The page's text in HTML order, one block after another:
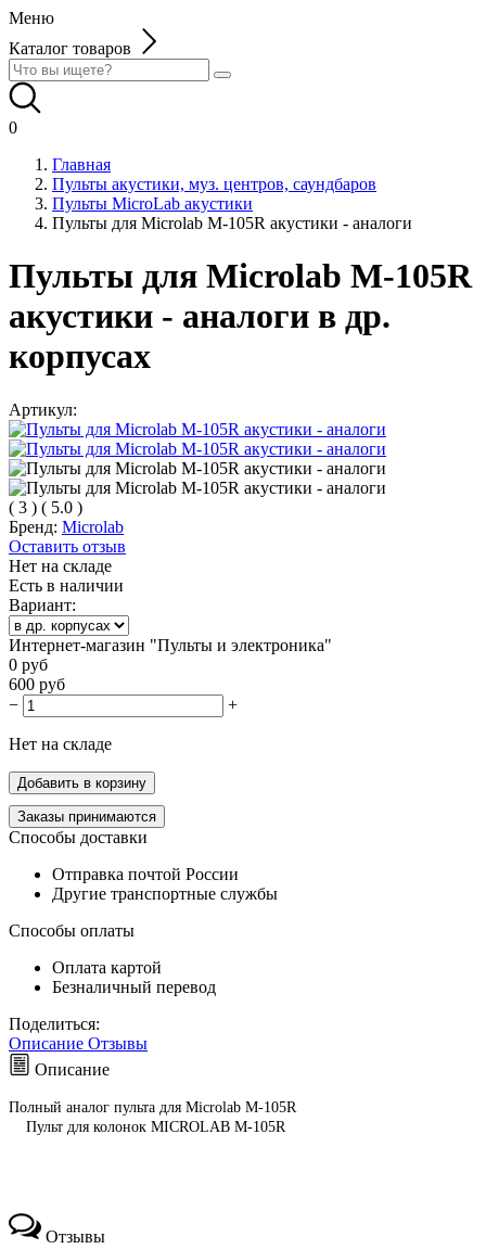
Меню
Каталог товаров
0
Главная
Пульты акустики, муз. центров, саундбаров
Пульты MicroLab акустики
Пульты для Microlab M-105R акустики - аналоги
Пульты для Microlab M-105R
акустики - аналоги в др.
корпусах
Артикул:
( 3 ) ( 5.0 )
Бренд: Microlab
Оставить отзыв
Нет на складе
Есть в наличии
Вариант:
Интернет-магазин "Пульты и электроника"
0 руб
600 руб
−
+
Нет на складе
Добавить в корзину
Заказы принимаются
Способы доставки
Отправка почтой России
Другие транспортные службы
Способы оплаты
Оплата картой
Безналичный перевод
Поделиться:
Описание Отзывы
Описание
Полный аналог пульта для Microlab M-105R
Пульт для колонок MICROLAB M-105R
Отзывы